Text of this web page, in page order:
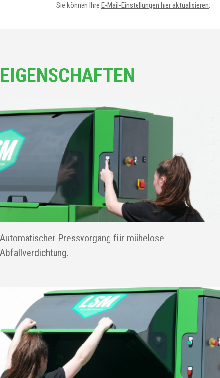
Sie können Ihre E-Mail-Einstellungen hier aktualisieren
EIGENSCHAFTEN
Automatischer Pressvorgang für mühelose
Abfallverdichtung.